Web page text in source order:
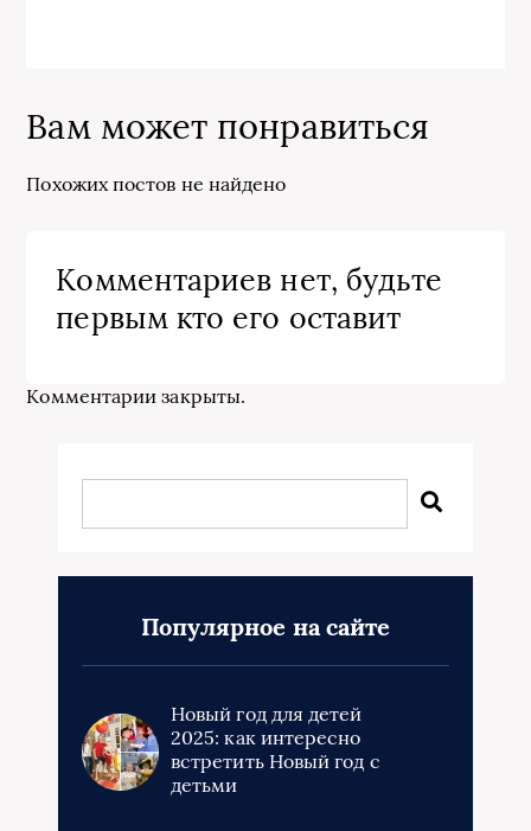
Вам может понравиться
Похожих постов не найдено
Комментариев нет, будьте
первым кто его оставит
Комментарии закрыты.
Популярное на сайте
Новый год для детей
2025: как интересно
встретить Новый год с
детьми